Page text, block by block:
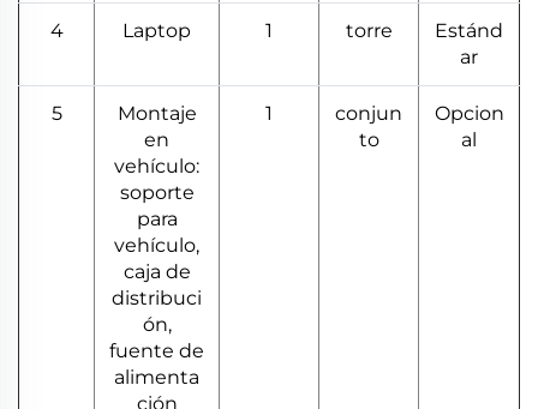
4 Laptop 1 torre
Estánd
ar
5
Montaje
en
vehículo:
soporte
para
vehículo,
caja de
distribuci
ón,
fuente de
alimenta
ción
1
conjun
to
Opcion
al